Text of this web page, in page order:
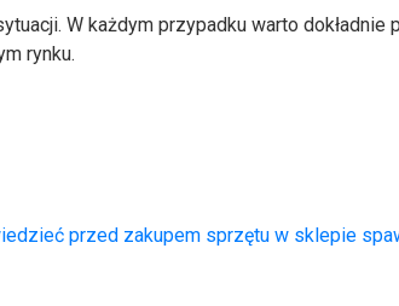
W każdym przypadku warto dokładnie
rynku.
przed zakupem sprzętu w sklepie